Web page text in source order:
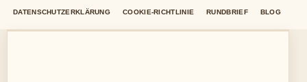
DATENSCHUTZERKLÄRUNG COOKIE-RICHTLINIE RUNDBRIEF BLOG